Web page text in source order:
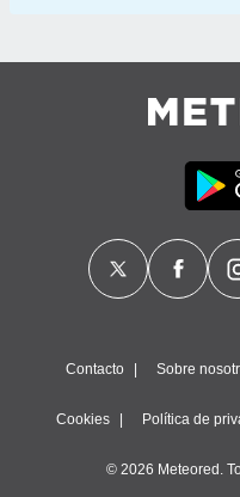
Contacto Sobre
Cookies Política de
© 2026 Meteored.